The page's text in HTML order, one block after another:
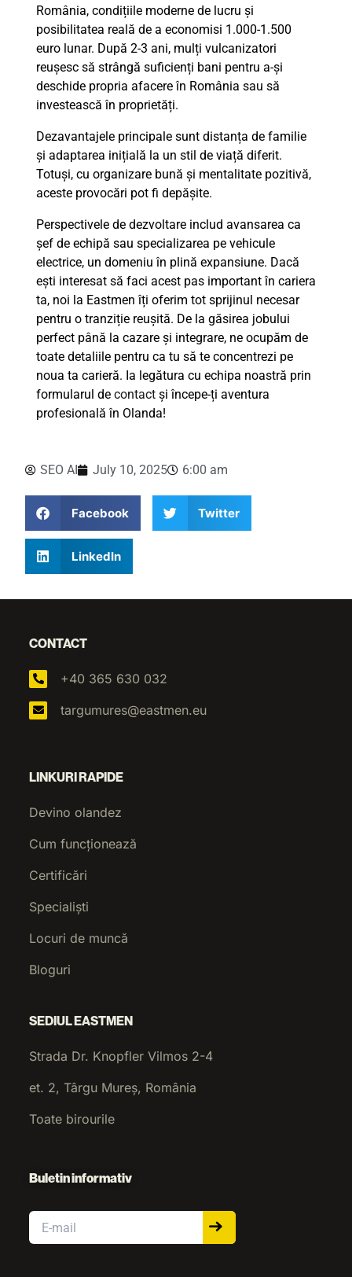
România, condițiile moderne de lucru și
posibilitatea reală de a economisi 1.000-1.500
euro lunar. După 2-3 ani, mulți vulcanizatori
reușesc să strângă suficienți bani pentru a-și
deschide propria afacere în România sau să
investească în proprietăți.
Dezavantajele principale sunt distanța de familie
și adaptarea inițială la un stil de viață diferit.
Totuși, cu organizare bună și mentalitate pozitivă,
aceste provocări pot fi depășite.
Perspectivele de dezvoltare includ avansarea ca
șef de echipă sau specializarea pe vehicule
electrice, un domeniu în plină expansiune. Dacă
ești interesat să faci acest pas important în cariera
ta, noi la Eastmen îți oferim tot sprijinul necesar
pentru o tranziție reușită. De la găsirea jobului
perfect până la cazare și integrare, ne ocupăm de
toate detaliile pentru ca tu să te concentrezi pe
noua ta carieră. Ia legătura cu echipa noastră prin
formularul de contact și începe-ți aventura
profesională în Olanda!
SEO AI July 10, 2025 6:00 am
Facebook Twitter
LinkedIn
CONTACT
+40 365 630 032
targumures@eastmen.eu
LINKURI RAPIDE
Devino olandez
Cum funcționează
Certificări
Specialiști
Locuri de muncă
Bloguri
SEDIUL EASTMEN
Strada Dr. Knopfler Vilmos 2-4
et. 2, Târgu Mureș, România
Toate birourile
Buletin informativ
Email